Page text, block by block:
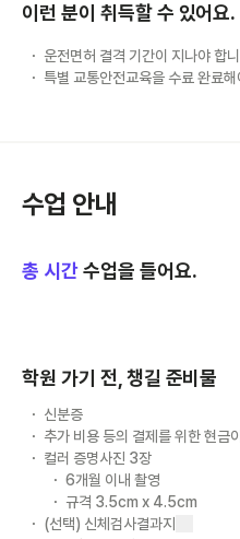
이런 분이 취득할 수 있어요.
운전면허 결격 기간이 지나야 합
특별 교통안전교육을 수료 완료해
수업 안내
총 시간수업을 들어요.
학원 가기 전, 챙길 준비물
신분증
추가 비용 등의 결제를 위한 현금
컬러 증명사진 3장
6개월 이내 촬영
규격 3.5cm x 4.5cm
(선택) 신체검사결과지